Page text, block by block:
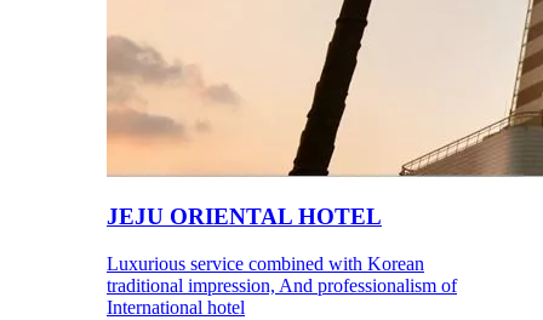
JEJU ORIENTAL HOTEL
Luxurious service combined with Korean
traditional impression, And professionalism of
International hotel